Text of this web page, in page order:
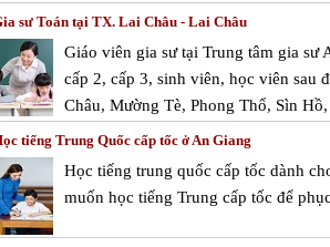
sư Toán tại TX. Lai Châu - Lai Châu
Giáo viên gia sư tại Trung tâm gia sư
cấp 2, cấp 3, sinh viên, học viên sau
Châu, Mường Tè, Phong Thổ, Sìn
tiếng Trung Quốc cấp tốc ở An Giang
Học tiếng trung quốc cấp tốc dành
muốn học tiếng Trung cấp tốc để